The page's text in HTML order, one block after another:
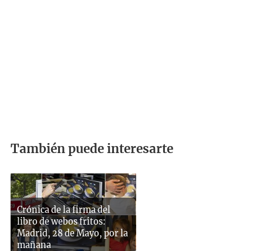
También puede interesarte
Crónica de la firma del
libro de webos fritos:
Madrid, 28 de Mayo, por la
mañana